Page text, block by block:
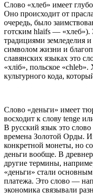
Слово «хлеб» имеет
Оно происходит от
очередь, было
готским hlaifs — «хлеб»).
традициями земледелия
символом жизни и
славянских языках это
«хліб», польское
культурного кода,
Слово «деньги» имеет
восходит к слову tenge
В русский язык это слово
времена Золотой Орды.
конкретной монеты, но
деньги вообще. В
другие термины,
«деньги» стали
платежа. Это слово —
экономика связывали